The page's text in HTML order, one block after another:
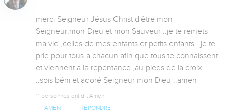
merci Seigneur Jésus Christ d'être mon
Seigneur,mon Dieu et mon Sauveur ..je te remets
ma vie ,celles de mes enfants et petits enfants ..je te
prie pour tous a chacun afin que tous te connaissent
et viennent a la repentance ,au pieds de la croix
..sois béni et adoré Seigneur mon Dieu ..amen
11 personnes ont dit Amen
AMEN RÉPONDRE